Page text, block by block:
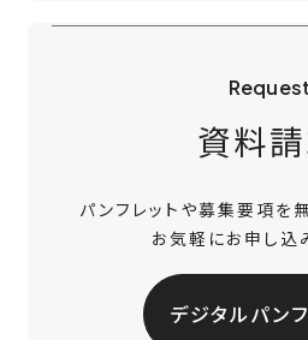
Request
資料
パンフレットや募集要項を
お気軽にお申し込
デジタルパン